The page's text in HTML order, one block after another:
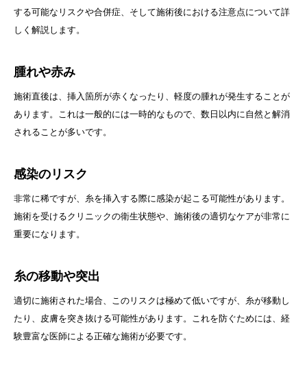
する可能なリスクや合併症、そして施術後における注意点について詳
しく解説します。
腫れや赤み
施術直後は、挿入箇所が赤くなったり、軽度の腫れが発生することが
あります。これは一般的には一時的なもので、数日以内に自然と解消
されることが多いです。
感染のリスク
非常に稀ですが、糸を挿入する際に感染が起こる可能性があります。
施術を受けるクリニックの衛生状態や、施術後の適切なケアが非常に
重要になります。
糸の移動や突出
適切に施術された場合、このリスクは極めて低いですが、糸が移動し
たり、皮膚を突き抜ける可能性があります。これを防ぐためには、経
験豊富な医師による正確な施術が必要です。